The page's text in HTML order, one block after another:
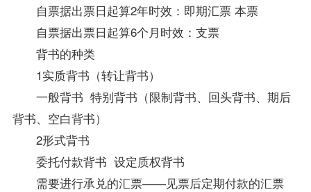
自票据出票日起算2年时效：即期汇票 本票
自票据出票日起算6个月时效：支票
背书的种类
1实质背书（转让背书）
一般背书 特别背书（限制背书、回头背书、期后
背书、空白背书）
2形式背书
委托付款背书 设定质权背书
需要进行承兑的汇票――见票后定期付款的汇票